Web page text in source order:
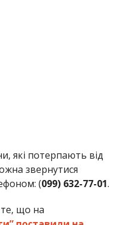
,ПРОИСШЕСТВИЕ